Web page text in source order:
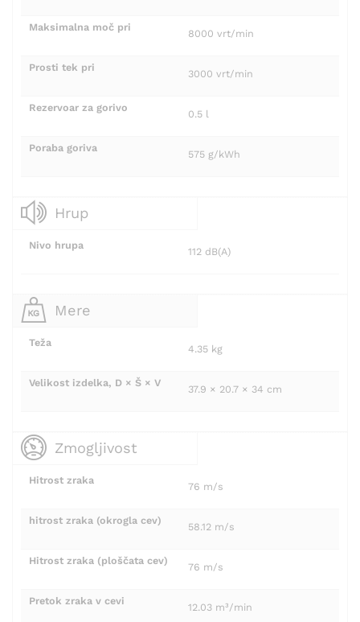
Maksimalna moč pri
8000 vrt/min
Prosti tek pri
3000 vrt/min
Rezervoar za gorivo
0.5 l
Poraba goriva
575 g/kWh
Hrup
Nivo hrupa
112 dB(A)
Mere
Teža
4.35 kg
Velikost izdelka, D × Š × V
37.9 × 20.7 × 34 cm
Zmogljivost
Hitrost zraka
76 m/s
hitrost zraka (okrogla cev)
58.12 m/s
Hitrost zraka (ploščata cev)
76 m/s
Pretok zraka v cevi
12.03 m³/min